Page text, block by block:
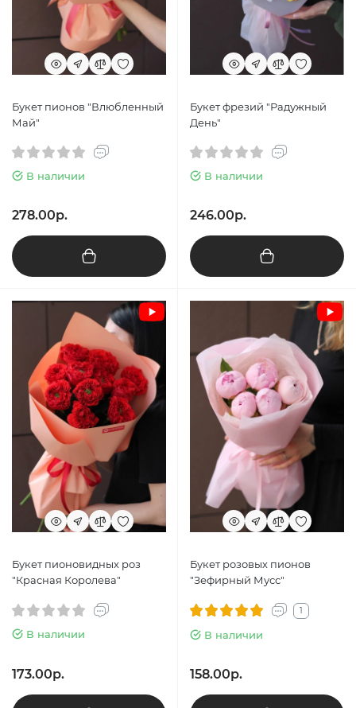
Букет пионов "Влюбленный
Май"
В наличии
278.00р.
Букет фрезий "Радужный
День"
В наличии
246.00р.
Букет пионовидных роз
"Красная Королева"
В наличии
173.00р.
Букет розовых пионов
"Зефирный Мусс"
1
В наличии
158.00р.